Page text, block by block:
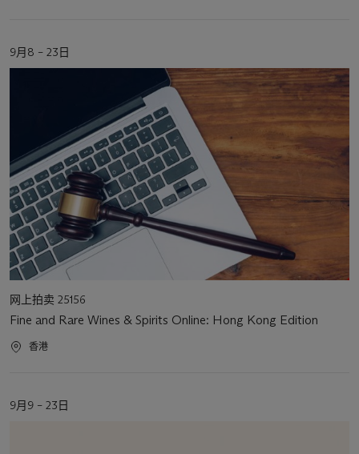
活
动
9月8 – 23日
活
动
类
型
网上拍卖 25156
Fine and Rare Wines & Spirits Online: Hong Kong Edition
活
香港
活
9月9 – 23日